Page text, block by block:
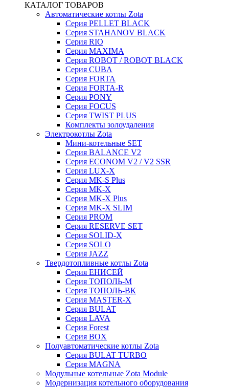
КАТАЛОГ ТОВАРОВ
Автоматические котлы Zota
Серия PELLET BLACK
Серия STAHANOV BLACK
Серия RIO
Серия MAXIMA
Серия ROBOT / ROBOT BLACK
Серия CUBA
Серия FORTA
Серия FORTA-R
Серия PONY
Серия FOCUS
Серия TWIST PLUS
Комплекты золоудаления
Электрокотлы Zota
Мини-котельные SET
Серия BALANCE V2
Серия ECONOM V2 / V2 SSR
Серия LUX-X
Серия MK-S Plus
Серия MK-X
Серия MK-X Plus
Серия MK-X SLIM
Серия PROM
Серия RESERVE SET
Серия SOLID-X
Серия SOLO
Серия JAZZ
Твердотопливные котлы Zota
Серия ЕНИСЕЙ
Серия ТОПОЛЬ-М
Серия ТОПОЛЬ-ВК
Серия MASTER-X
Серия BULAT
Серия LAVA
Серия Forest
Серия BOX
Полуавтоматические котлы Zota
Серия BULAT TURBO
Серия MAGNA
Модульные котельные Zota Module
Модернизация котельного оборудования